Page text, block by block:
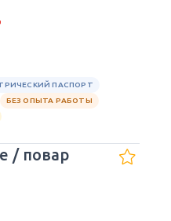
ПАСПОРТ
БЕЗ ОПЫТА РАБОТЫ
/ повар